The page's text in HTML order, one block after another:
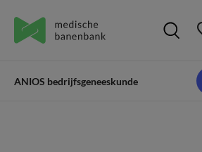
ANIOS bedrijfsgeneeskunde